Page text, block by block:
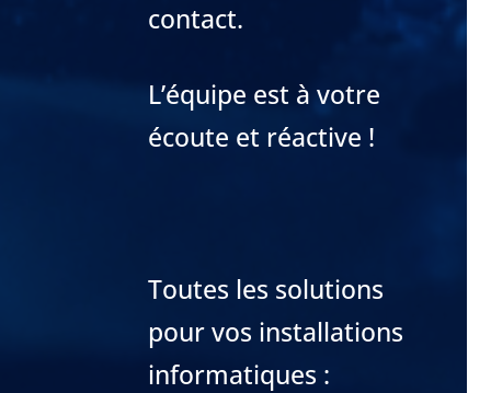
contact.
L’équipe est à votre
écoute et réactive !
Toutes les solutions
pour vos installations
informatiques :